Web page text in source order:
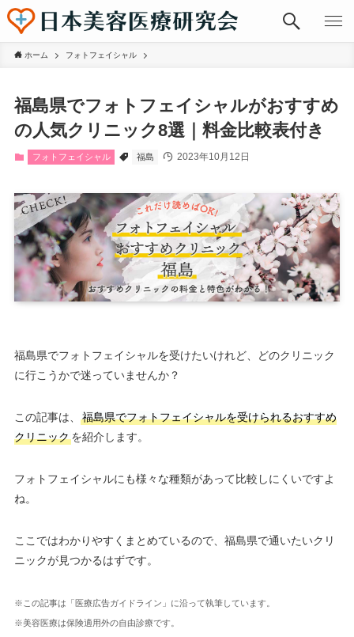
ホーム フォトフェイシャル
福島県でフォトフェイシャルがおすすめ
の人気クリニック8選｜料金比較表付き
フォトフェイシャル 福島 2023年10月12日
福島県でフォトフェイシャルを受けたいけれど、どのクリニック
に行こうかで迷っていませんか？
この記事は、
福島県でフォトフェイシャルを受けられるおすすめ
クリニックを紹介します。
フォトフェイシャルにも様々な種類があって比較しにくいですよ
ね。
ここではわかりやすくまとめているので、福島県で通いたいクリ
ニックが見つかるはずです。
※この記事は「医療広告ガイドライン」に沿って執筆しています。
※美容医療は保険適用外の自由診療です。